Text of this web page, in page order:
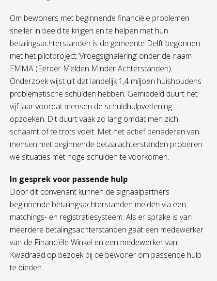
Om bewoners met beginnende financiële problemen
sneller in beeld te krijgen en te helpen met hun
betalingsachterstanden is de gemeente Delft begonnen
met het pilotproject ‘Vroegsignalering’ onder de naam
EMMA (Eerder Melden Minder Achterstanden).
Onderzoek wijst uit dat landelijk 1,4 miljoen huishoudens
problematische schulden hebben. Gemiddeld duurt het
vijf jaar voordat mensen de schuldhulpverlening
opzoeken. Dit duurt vaak zo lang omdat men zich
schaamt of te trots voelt. Met het actief benaderen van
mensen met beginnende betaalachterstanden proberen
we situaties met hoge schulden te voorkomen.
In gesprek voor passende hulp
Door dit convenant kunnen de signaalpartners
beginnende betalingsachterstanden melden via een
matchings- en registratiesysteem. Als er sprake is van
meerdere betalingsachterstanden gaat een medewerker
van de Financiële Winkel en een medewerker van
Kwadraad op bezoek bij de bewoner om passende hulp
te bieden.